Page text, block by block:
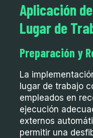
Aplicación
Lugar de
Preparación y
La
lugar de trabajo
empleados en
ejecución
externos
permitir una